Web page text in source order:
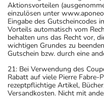
Wichtige Hinweise
Was sollten Sie beachten?
- Vorsicht: Das
bestimmungsgemäßem
Achten Sie vor allem
teilnehmen oder
mit denen Sie sich
- Vorsicht: Vermeiden
Aktionsvorteilen
einzulösen unter
Eingabe des Gutscheincodes
Vorteils automatisch vom
behalten uns das Recht vor,
wichtigen Grundes zu
Gutschein bzw. durch eine
21: Bei Verwendung des
Rabatt auf viele Pierre
rezeptpflichtige Artikel,
Versandkosten. Nicht mit